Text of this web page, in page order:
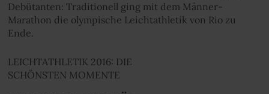
Debütanten: Traditionell ging mit dem Männer-
Marathon die olympische Leichtathletik von Rio zu
Ende.
LEICHTATHLETIK 2016: DIE
SCHÖNSTEN MOMENTE